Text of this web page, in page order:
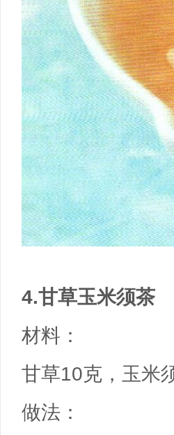
4.甘草玉米须茶
材料：
甘草10克，玉米
做法：